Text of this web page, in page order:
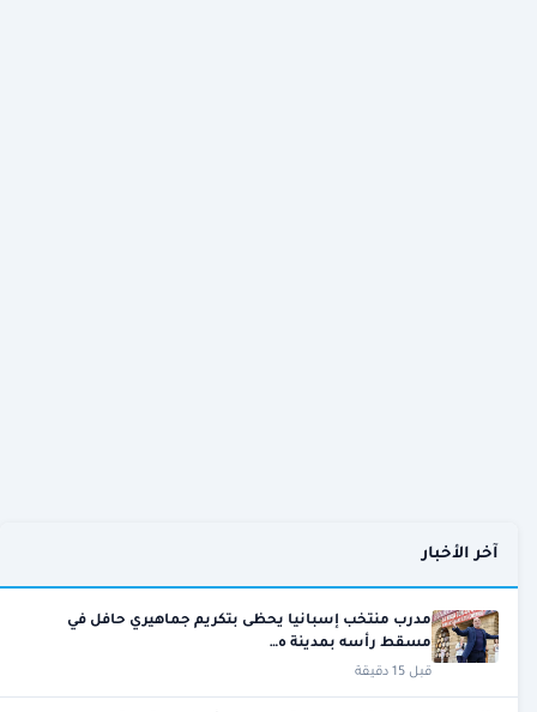
آخر الأخبار
مدرب منتخب إسبانيا يحظى بتكريم جماهيري حافل في
مسقط رأسه بمدينة ه…
قبل 15 دقيقة